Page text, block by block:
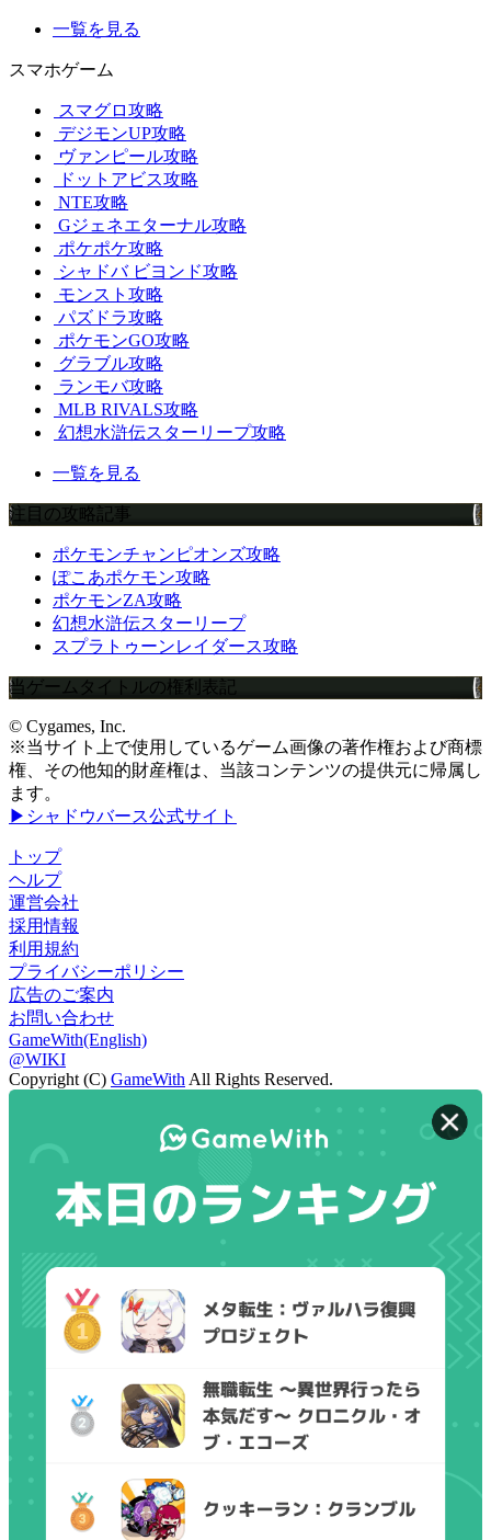
一覧を見る
スマホゲーム
スマグロ攻略
デジモンUP攻略
ヴァンピール攻略
ドットアビス攻略
NTE攻略
Gジェネエターナル攻略
ポケポケ攻略
シャドバ ビヨンド攻略
モンスト攻略
パズドラ攻略
ポケモンGO攻略
グラブル攻略
ランモバ攻略
MLB RIVALS攻略
幻想水滸伝スターリープ攻略
一覧を見る
注目の攻略記事
ポケモンチャンピオンズ攻略
ぽこあポケモン攻略
ポケモンZA攻略
幻想水滸伝スターリープ
スプラトゥーンレイダース攻略
当ゲームタイトルの権利表記
© Cygames, Inc.
※当サイト上で使用しているゲーム画像の著作権および商標
権、その他知的財産権は、当該コンテンツの提供元に帰属し
ます。
▶シャドウバース公式サイト
トップ
ヘルプ
運営会社
採用情報
利用規約
プライバシーポリシー
広告のご案内
お問い合わせ
GameWith(English)
@WIKI
Copyright (C) GameWith All Rights Reserved.